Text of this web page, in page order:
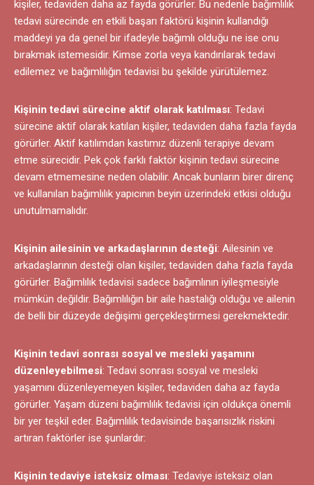
kişiler, tedaviden daha az fayda görürler. Bu nedenle bağımlılık
tedavi sürecinde en etkili başarı faktörü kişinin kullandığı
maddeyi ya da genel bir ifadeyle bağımlı olduğu ne ise onu
bırakmak istemesidir. Kimse zorla veya kandırılarak tedavi
edilemez ve bağımlılığın tedavisi bu şekilde yürütülemez.
Kişinin tedavi sürecine aktif olarak katılması: Tedavi
sürecine aktif olarak katılan kişiler, tedaviden daha fazla fayda
görürler. Aktif katılımdan kastımız düzenli terapiye devam
etme sürecidir. Pek çok farklı faktör kişinin tedavi sürecine
devam etmemesine neden olabilir. Ancak bunların birer direnç
ve kullanılan bağımlılık yapıcının beyin üzerindeki etkisi olduğu
unutulmamalıdır.
Kişinin ailesinin ve arkadaşlarının desteği: Ailesinin ve
arkadaşlarının desteği olan kişiler, tedaviden daha fazla fayda
görürler. Bağımlılık tedavisi sadece bağımlının iyileşmesiyle
mümkün değildir. Bağımlılığın bir aile hastalığı olduğu ve ailenin
de belli bir düzeyde değişimi gerçekleştirmesi gerekmektedir.
Kişinin tedavi sonrası sosyal ve mesleki yaşamını
düzenleyebilmesi: Tedavi sonrası sosyal ve mesleki
yaşamını düzenleyemeyen kişiler, tedaviden daha az fayda
görürler. Yaşam düzeni bağımlılık tedavisi için oldukça önemli
bir yer teşkil eder. Bağımlılık tedavisinde başarısızlık riskini
artıran faktörler ise şunlardır:
Kişinin tedaviye isteksiz olması: Tedaviye isteksiz olan